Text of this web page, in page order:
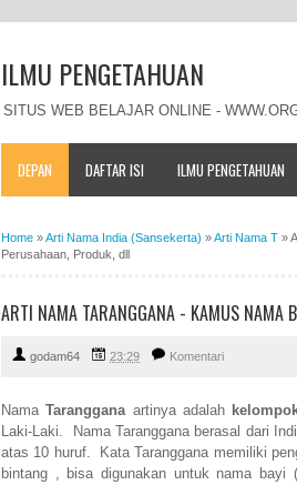
ILMU PENGETAHUAN
SITUS WEB BELAJAR ONLINE -
DEPAN DAFTAR ISI ILMU PENGETAHUAN
Home »Arti Nama India (Sansekerta) »Arti Nama T »
Perusahaan, Produk, dll
ARTI NAMA TARANGGANA - KAMUS NAMA
godam64 23:29 Komentari
NamaTarangganaartinya adalah
Laki-Laki. Nama Taranggana berasal dari
atas 10 huruf. Kata Taranggana memiliki
bintang , bisa digunakan untuk nama bayi